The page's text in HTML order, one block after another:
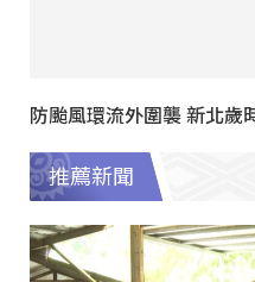
防颱風環流外圍襲 新北歲
推薦新聞